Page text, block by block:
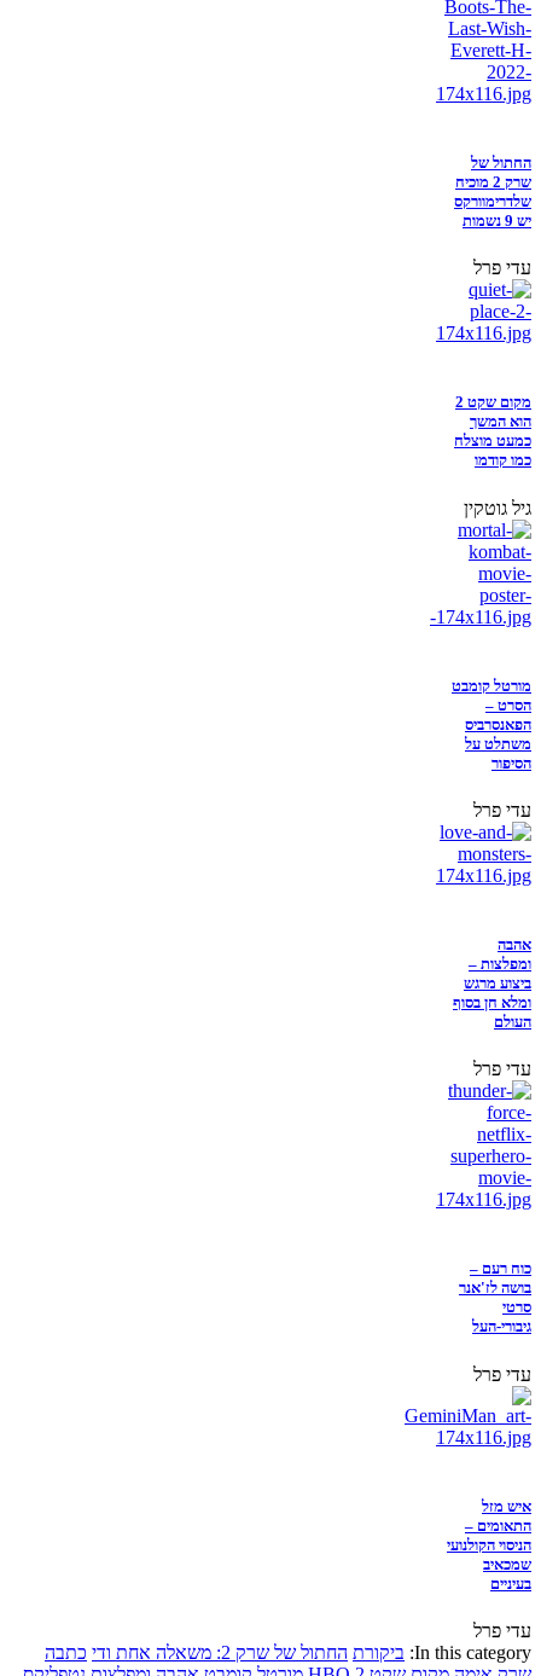
החתול של
שרק 2 מוכיח
שלדרימוורקס
יש 9 נשמות
עדי פרל
מקום שקט 2
הוא המשך
כמעט מוצלח
כמו קודמו
גיל גוטקין
מורטל קומבט
הסרט –
הפאנסרביס
משתלט על
הסיפור
עדי פרל
אהבה
ומפלצות –
ביצוע מרגש
ומלא חן בסוף
העולם
עדי פרל
כוח רעם –
בושה לז'אנר
סרטי
גיבורי-העל
עדי פרל
איש מזל
התאומים –
הניסוי הקולנועי
שמכאיב
בעיניים
עדי פרל
In this category: ביקורת החתול של שרק 2: משאלה אחת ודי
כתבה